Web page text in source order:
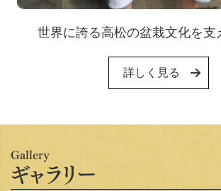
世界に誇る高松の盆栽文化を支
詳しく見る
ギャラリー
Gallery